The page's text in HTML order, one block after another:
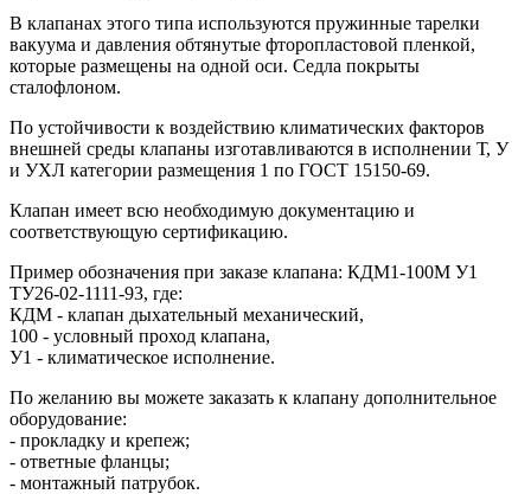
В клапанах этого типа используются пружинные тарелки
вакуума и давления обтянутые фторопластовой пленкой,
которые размещены на одной оси. Седла покрыты
сталофлоном.
По устойчивости к воздействию климатических факторов
внешней среды клапаны изготавливаются в исполнении Т, У
и УХЛ категории размещения 1 по ГОСТ 15150-69.
Клапан имеет всю необходимую документацию и
соответствующую сертификацию.
Пример обозначения при заказе клапана: КДМ1-100М У1
ТУ26-02-1111-93, где:
КДМ - клапан дыхательный механический,
100 - условный проход клапана,
У1 - климатическое исполнение.
По желанию вы можете заказать к клапану дополнительное
оборудование:
- прокладку и крепеж;
- ответные фланцы;
- монтажный патрубок.